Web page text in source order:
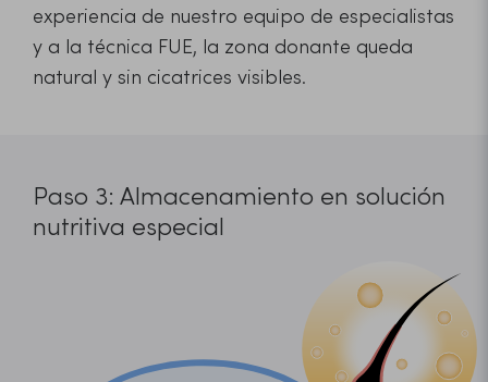
experiencia de nuestro equipo de especialistas
y a la técnica FUE, la zona donante queda
natural y sin cicatrices visibles.
Paso 3: Almacenamiento en solución
nutritiva especial